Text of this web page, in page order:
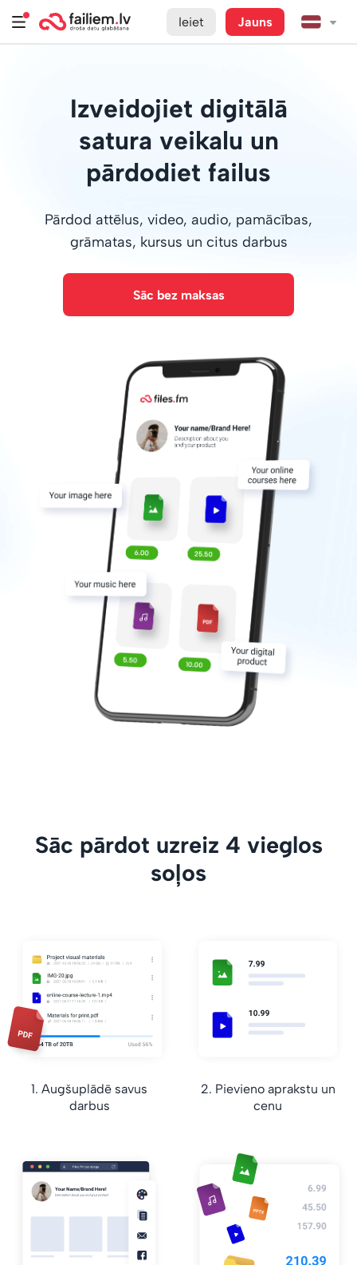
Ieiet Jauns
Izveidojiet digitālā
satura veikalu un
pārdodiet failus
Pārdod attēlus, video, audio, pamācības,
grāmatas, kursus un citus darbus
Sāc bez maksas
Sāc pārdot uzreiz 4 vieglos
soļos
1. Augšuplādē savus
darbus
2. Pievieno aprakstu un
cenu